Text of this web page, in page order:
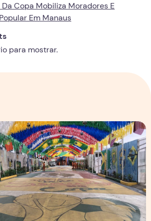
Copa Mobiliza Moradores E
Em Manaus
para mostrar.
Os preparativos da Semulsp